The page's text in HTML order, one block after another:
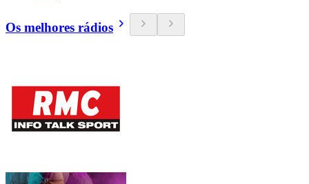
Os melhores rádios